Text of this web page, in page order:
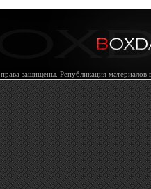
защищены. Републикация материалов